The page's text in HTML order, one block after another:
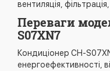
вентиляція, фільтрація,
Переваги
S07XN7
Кондиціонер CH-
енергоефективності,